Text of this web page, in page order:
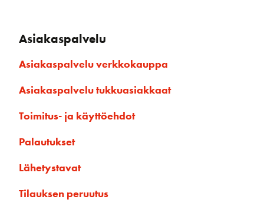
Asiakaspalvelu
Asiakaspalvelu verkkokauppa
Asiakaspalvelu tukkuasiakkaat
Toimitus- ja käyttöehdot
Palautukset
Lähetystavat
Tilauksen peruutus